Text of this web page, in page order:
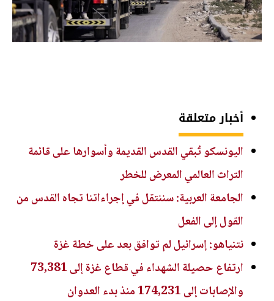
أخبار متعلقة
اليونسكو تُبقي القدس القديمة وأسوارها على قائمة
التراث العالمي المعرض للخطر
الجامعة العربية: سننتقل في إجراءاتنا تجاه القدس من
القول إلى الفعل
نتنياهو: إسرائيل لم توافق بعد على خطة غزة
ارتفاع حصيلة الشهداء في قطاع غزة إلى 73,381
والإصابات إلى 174,231 منذ بدء العدوان